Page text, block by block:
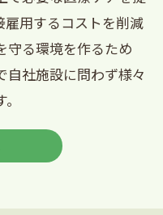
雇用するコストを削減
守る環境を作るため
自社施設に問わず様々